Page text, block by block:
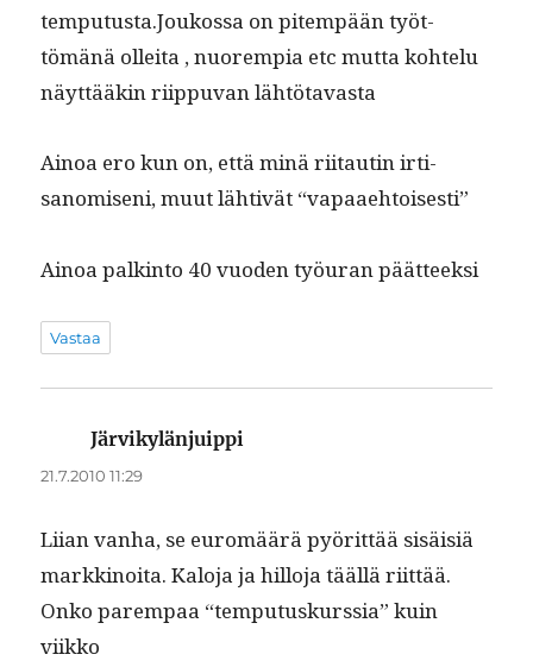
temputusta.Joukossa on pitem­pään työt­
tömänä ollei­ta , nuorem­pia etc mut­ta kohtelu
näyt­tääkin riip­pu­van lähtötavasta
Ain­oa ero kun on, että minä riitautin irti­
sanomiseni, muut läh­tivät “vapaae­htois­es­ti”
Ain­oa palk­in­to 40 vuo­den työu­ran päätteeksi
Vastaa
Järvikylänjuippi
21.7.2010 11:29
Liian van­ha, se euromäärä pyörit­tää sisäisiä
markki­noi­ta. Kalo­ja ja hillo­ja tääl­lä riit­tää.
Onko parem­paa “tem­pu­tuskurssia” kuin
viikko